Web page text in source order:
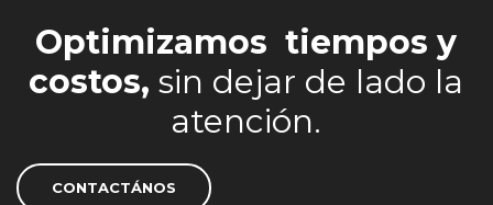
Optimizamos tiempos y
costos, sin dejar de lado la
atención.
CONTACTÁNOS